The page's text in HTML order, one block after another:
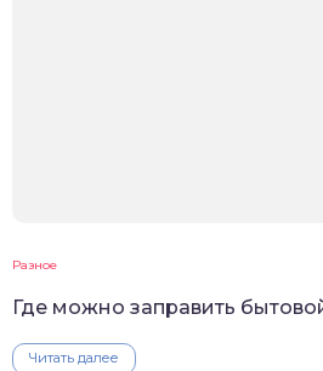
Разное
Где можно заправить
Читать далее